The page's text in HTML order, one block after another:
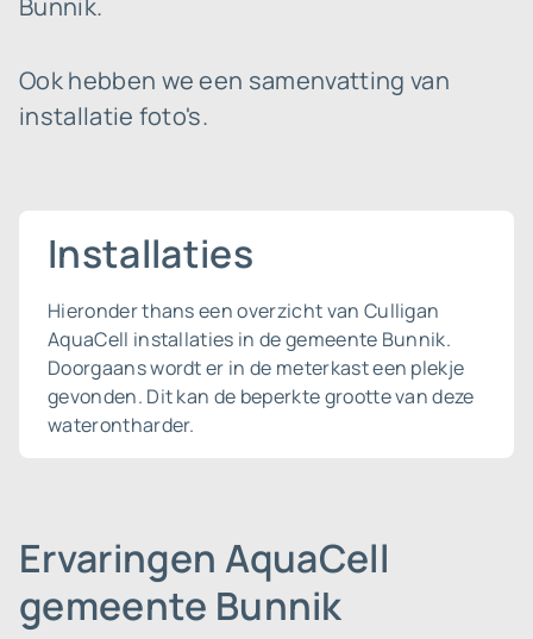
Bunnik.
Ook hebben we een samenvatting van
installatie foto's.
Installaties
Hieronder thans een overzicht van Culligan
AquaCell installaties in de gemeente Bunnik.
Doorgaans wordt er in de meterkast een plekje
gevonden. Dit kan de beperkte grootte van deze
waterontharder.
Ervaringen AquaCell
gemeente Bunnik